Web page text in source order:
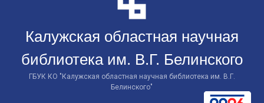
Калужская областная научная
библиотека им. В.Г. Белинского
ГБУК КО "Калужская областная научная библиотека им. В.Г.
Белинского"